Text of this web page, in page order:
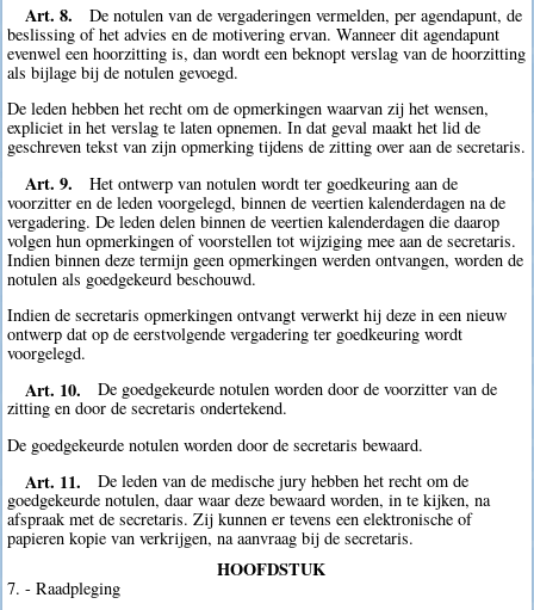
Art. 8.
De notulen van de vergaderingen vermelden, per agendapunt, de
beslissing of het advies en de motivering ervan. Wanneer dit agendapunt
evenwel een hoorzitting is, dan wordt een beknopt verslag van de hoorzitting
als bijlage bij de notulen gevoegd.
De leden hebben het recht om de opmerkingen waarvan zij het wensen,
expliciet in het verslag te laten opnemen. In dat geval maakt het lid de
geschreven tekst van zijn opmerking tijdens de zitting over aan de secretaris.
Art. 9.
Het ontwerp van notulen wordt ter goedkeuring aan de
voorzitter en de leden voorgelegd, binnen de veertien kalenderdagen na de
vergadering. De leden delen binnen de veertien kalenderdagen die daarop
volgen hun opmerkingen of voorstellen tot wijziging mee aan de secretaris.
Indien binnen deze termijn geen opmerkingen werden ontvangen, worden de
notulen als goedgekeurd beschouwd.
Indien de secretaris opmerkingen ontvangt verwerkt hij deze in een nieuw
ontwerp dat op de eerstvolgende vergadering ter goedkeuring wordt
voorgelegd.
Art. 10.
De goedgekeurde notulen worden door de voorzitter van de
zitting en door de secretaris ondertekend.
De goedgekeurde notulen worden door de secretaris bewaard.
Art. 11.
De leden van de medische jury hebben het recht om de
goedgekeurde notulen, daar waar deze bewaard worden, in te kijken, na
afspraak met de secretaris. Zij kunnen er tevens een elektronische of
papieren kopie van verkrijgen, na aanvraag bij de secretaris.
HOOFDSTUK
7. - Raadpleging